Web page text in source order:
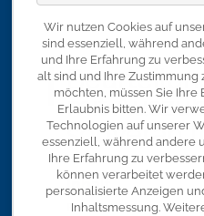
mit
souverän
Inhalt
Feedback ist eines der
Wir nutzen Cookies auf
sind essenziell, während
und Ihre Erfahrung zu
alt sind und Ihre
möchten, müssen Sie
Erlaubnis bitten. Wir
Technologien auf unserer
essenziell, während andere
Ihre Erfahrung zu
können verarbeitet
personalisierte Anzeigen
Inhaltsmessung.